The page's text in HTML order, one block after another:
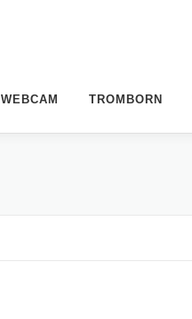
WEBCAM TROMBORN